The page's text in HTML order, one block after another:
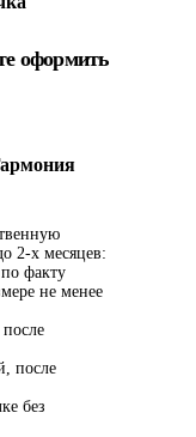
оформить
2-х месяцев:
факту
не менее
после
без